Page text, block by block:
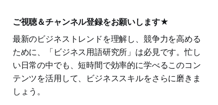
ご視聴＆チャンネル登録をお願いします★
最新のビジネストレンドを理解し、競争力を高める
ために、「ビジネス用語研究所」は必見です。忙し
い日常の中でも、短時間で効率的に学べるこのコン
テンツを活用して、ビジネススキルをさらに磨きま
しょう。